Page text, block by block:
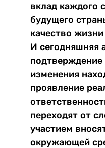
вклад каждого
будущего
качество
И сегодняшняя
подтверждение
изменения
проявление
переходят от
участием
окружающей